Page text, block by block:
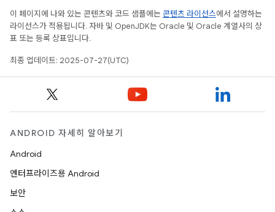
이 페이지에 나와 있는 콘텐츠와 코드 샘플에는 콘텐츠 라이선스에서 설명하는
라이선스가 적용됩니다. 자바 및 OpenJDK는 Oracle 및 Oracle 계열사의 상
표 또는 등록 상표입니다.
최종 업데이트: 2025-07-27(UTC)
ANDROID 자세히 알아보기
Android
엔터프라이즈용 Android
보안